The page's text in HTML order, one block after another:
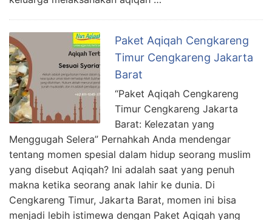
Paket Aqiqah Cengkareng
Timur Cengkareng Jakarta
Barat
“Paket Aqiqah Cengkareng
Timur Cengkareng Jakarta
Barat: Kelezatan yang
Menggugah Selera” Pernahkah Anda mendengar
tentang momen spesial dalam hidup seorang muslim
yang disebut Aqiqah? Ini adalah saat yang penuh
makna ketika seorang anak lahir ke dunia. Di
Cengkareng Timur, Jakarta Barat, momen ini bisa
menjadi lebih istimewa dengan Paket Aqiqah yang